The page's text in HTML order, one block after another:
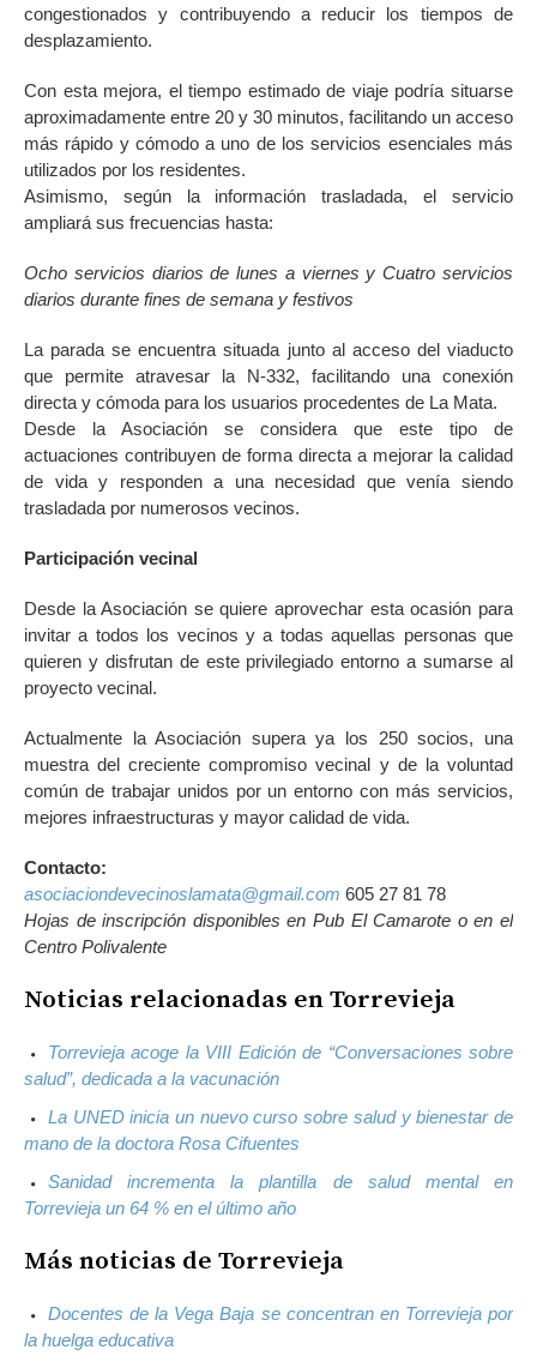
congestionados y contribuyendo a reducir los tiempos de
desplazamiento.
Con esta mejora, el tiempo estimado de viaje podría situarse
aproximadamente entre 20 y 30 minutos, facilitando un acceso
más rápido y cómodo a uno de los servicios esenciales más
utilizados por los residentes.
Asimismo, según la información trasladada, el servicio
ampliará sus frecuencias hasta:
Ocho servicios diarios de lunes a viernes y Cuatro servicios
diarios durante fines de semana y festivos
La parada se encuentra situada junto al acceso del viaducto
que permite atravesar la N-332, facilitando una conexión
directa y cómoda para los usuarios procedentes de La Mata.
Desde la Asociación se considera que este tipo de
actuaciones contribuyen de forma directa a mejorar la calidad
de vida y responden a una necesidad que venía siendo
trasladada por numerosos vecinos.
Participación vecinal
Desde la Asociación se quiere aprovechar esta ocasión para
invitar a todos los vecinos y a todas aquellas personas que
quieren y disfrutan de este privilegiado entorno a sumarse al
proyecto vecinal.
Actualmente la Asociación supera ya los 250 socios, una
muestra del creciente compromiso vecinal y de la voluntad
común de trabajar unidos por un entorno con más servicios,
mejores infraestructuras y mayor calidad de vida.
Contacto:
asociaciondevecinoslamata@gmail.com 605 27 81 78
Hojas de inscripción disponibles en Pub El Camarote o en el
Centro Polivalente
Noticias relacionadas en Torrevieja
Torrevieja acoge la VIII Edición de “Conversaciones sobre
salud”, dedicada a la vacunación
La UNED inicia un nuevo curso sobre salud y bienestar de
mano de la doctora Rosa Cifuentes
Sanidad incrementa la plantilla de salud mental en
Torrevieja un 64 % en el último año
Más noticias de Torrevieja
Docentes de la Vega Baja se concentran en Torrevieja por
la huelga educativa